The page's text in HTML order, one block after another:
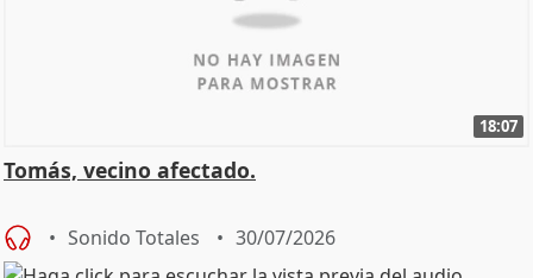
18:07
Tomás, vecino afectado.
Sonido Totales 30/07/2026